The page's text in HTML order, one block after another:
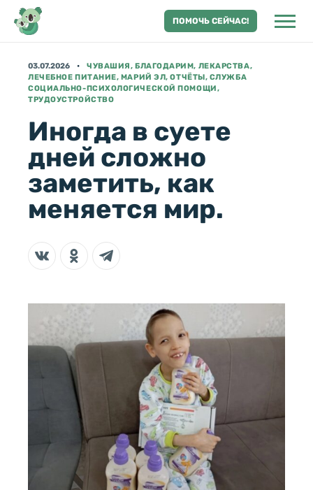
ПОМОЧЬ СЕЙЧАС!
03.07.2026
ЧУВАШИЯ, БЛАГОДАРИМ, ЛЕКАРСТВА,
ЛЕЧЕБНОЕ ПИТАНИЕ, МАРИЙ ЭЛ, ОТЧЁТЫ, СЛУЖБА
СОЦИАЛЬНО-ПСИХОЛОГИЧЕСКОЙ ПОМОЩИ,
ТРУДОУСТРОЙСТВО
Иногда в суете
дней сложно
заметить, как
меняется мир.